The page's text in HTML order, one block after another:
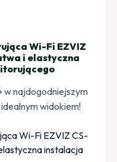
Wi-Fi EZVIZ
i elastyczna
w najdogodniejszym
widokiem!